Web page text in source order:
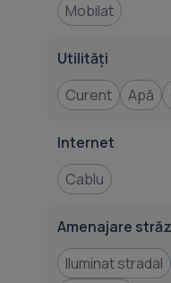
Mobilat
Utilități
Curent
Apă
Internet
Cablu
Amenajare
Iluminat stradal